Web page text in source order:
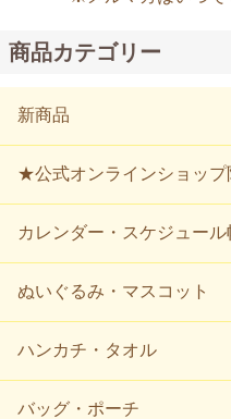
商品カテゴリー
新商品
★公式オンラインショップ
カレンダー・スケジュール
ぬいぐるみ・マスコット
ハンカチ・タオル
バッグ・ポーチ